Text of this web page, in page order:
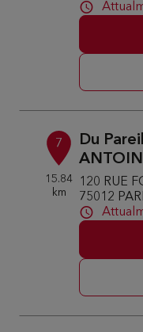
7
15.84
km
Du
120 RUE
75012